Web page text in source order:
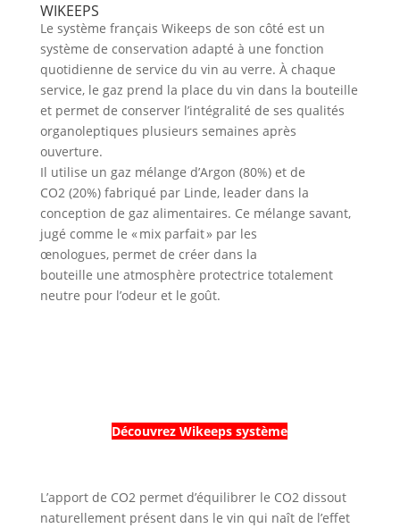
WIKEEPS
Le système français Wikeeps de son côté est un
système de conservation adapté à une fonction
quotidienne de service du vin au verre. À chaque
service, le gaz prend la place du vin dans la bouteille
et permet de conserver l’intégralité de ses qualités
organoleptiques plusieurs semaines après
ouverture.
Il utilise un gaz mélange d’Argon (80%) et de
CO2 (20%) fabriqué par Linde, leader dans la
conception de gaz alimentaires. Ce mélange savant,
jugé comme le « mix parfait » par les
œnologues, permet de créer dans la
bouteille une atmosphère protectrice totalement
neutre pour l’odeur et le goût.
Découvrez Wikeeps système
L’apport de CO2 permet d’équilibrer le CO2 dissout
naturellement présent dans le vin qui naît de l’effet